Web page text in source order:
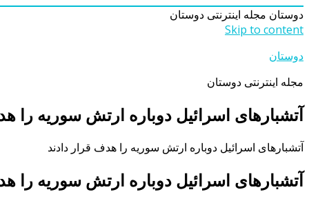
دوستان مجله اینترنتی دوستان
Skip to content
دوستان
مجله اینترنتی دوستان
آتشبارهای اسرائیل دوباره ارتش سوریه را
آتشبارهای اسرائیل دوباره ارتش سوریه را هدف قرار دادند
آتشبارهای اسرائیل دوباره ارتش سوریه را